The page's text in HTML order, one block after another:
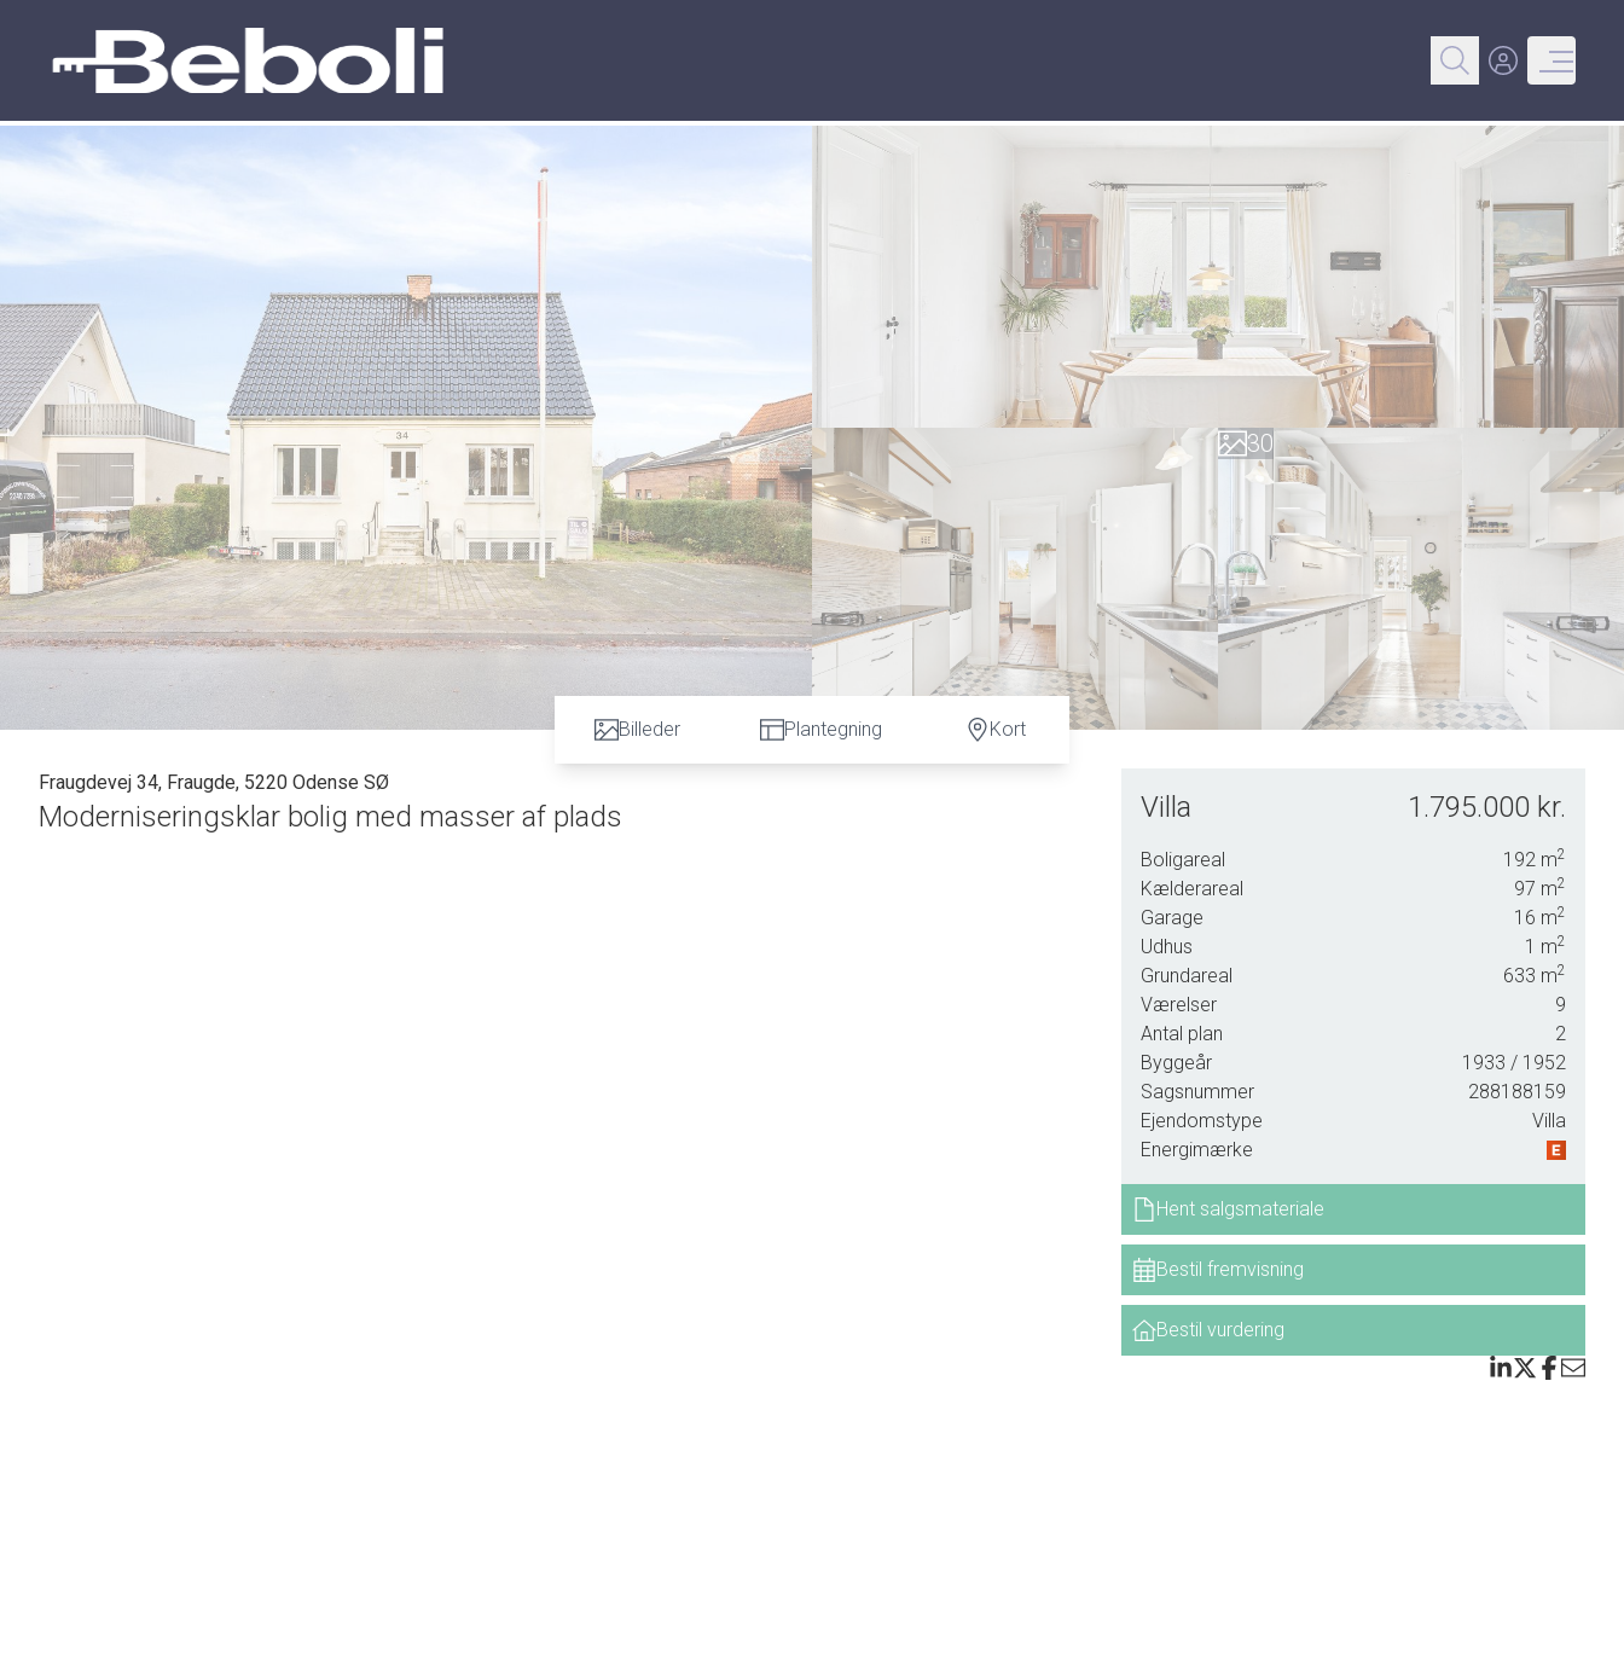
0
3
4
7
8
9
0
1
4
5
6
7
Billeder Plantegning Kort
Fraugdevej 34, Fraugde, 5220 Odense SØ
Moderniseringsklar bolig med masser af plads Villa 1.795.000 kr.
Boligareal 192 m2
Kælderareal 97 m2
Garage 16 m2
Udhus 1 m2
Grundareal 633 m2
Værelser
9
Antal plan
2
Byggeår
1933 / 1952
Sagsnummer
288188159
Ejendomstype
Villa
Energimærke
Hent salgsmateriale
Bestil fremvisning
Bestil vurdering